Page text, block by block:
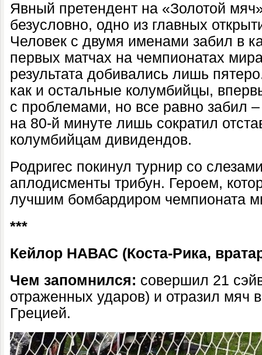
Явный претендент на «Золотой
безусловно, одно из главных
Человек с двумя именами забил в
первых матчах на чемпионатах
результата добивались лишь
как и остальные колумбийцы,
с проблемами, но все равно забил –
на 80-й минуте лишь сократил
колумбийцам дивидендов.
Родригес покинул турнир со
аплодисменты трибун. Героем,
лучшим бомбардиром чемпионата
***
Кейлор НАВАС (Коста-Рика,
Чем запомнился: совершил 21
отраженных ударов) и отразил мяч
Грецией.